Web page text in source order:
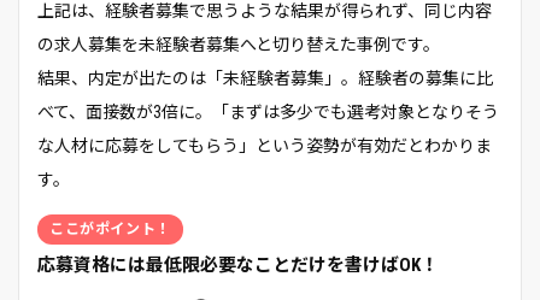
上記は、経験者募集で思うような結果が得られず、同じ内容
の求人募集を未経験者募集へと切り替えた事例です。
結果、内定が出たのは「未経験者募集」。経験者の募集に比
べて、面接数が3倍に。「まずは多少でも選考対象となりそう
な人材に応募をしてもらう」という姿勢が有効だとわかりま
す。
ここがポイント！
応募資格には最低限必要なことだけを書けばOK！